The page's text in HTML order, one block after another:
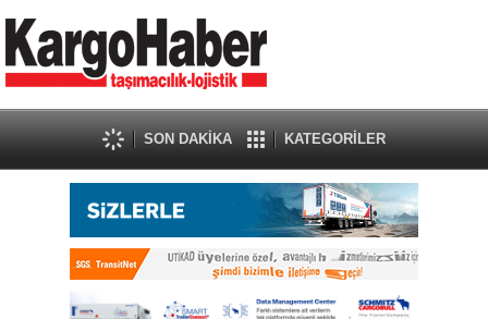
SON DAKİKA KATEGORİLER